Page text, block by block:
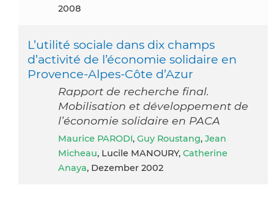
2008
L’utilité sociale dans dix champs
d’activité de l’économie solidaire en
Provence-Alpes-Côte d’Azur
Rapport de recherche final.
Mobilisation et développement de
l’économie solidaire en PACA
Maurice PARODI, Guy Roustang, Jean
Micheau, Lucile MANOURY, Catherine
Anaya, Dezember 2002